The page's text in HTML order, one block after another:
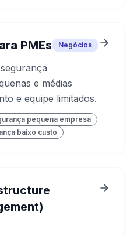
PMEs Negócios
e médias
e equipe limitados.
pequena empresa
baixo custo